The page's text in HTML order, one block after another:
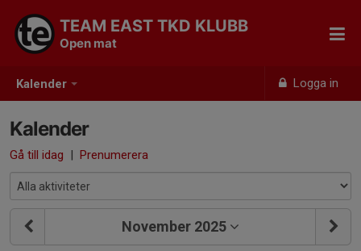
Kalender Logga in
TEAM EAST TKD KLUBB
Open mat
Kalender
Gå till idag | Prenumerera
November 2025